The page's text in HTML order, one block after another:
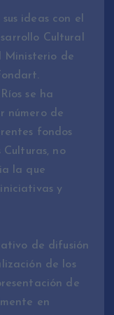
ideas con el
Cultural
Ministerio de
se ha
número de
fondos
no
la que
y
de difusión
de los
de
en